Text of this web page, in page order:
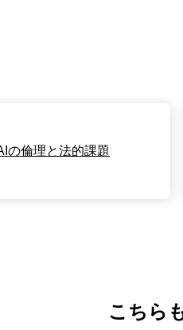
の倫理と法的課題
こちら